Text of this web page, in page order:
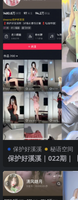
保护好溪溪 秘语空间
保护好溪溪｜022期｜